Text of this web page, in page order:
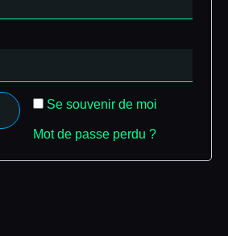
Se souvenir de moi
Mot de passe perdu ?